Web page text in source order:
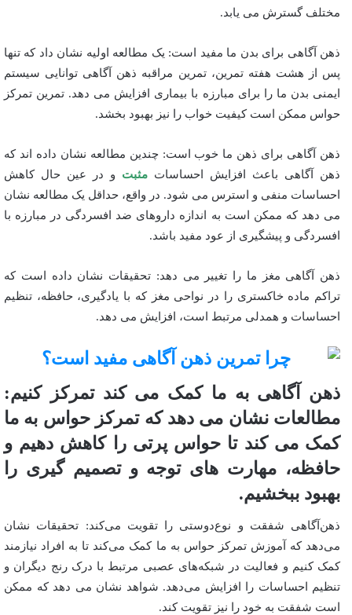
مختلف گسترش می یابد.
ذهن آگاهی برای بدن ما مفید است: یک مطالعه اولیه نشان داد که تنها
پس از هشت هفته تمرین، تمرین مراقبه ذهن آگاهی توانایی سیستم
ایمنی بدن ما را برای مبارزه با بیماری افزایش می دهد. تمرین تمرکز
حواس ممکن است کیفیت خواب را نیز بهبود بخشد.
ذهن آگاهی برای ذهن ما خوب است: چندین مطالعه نشان داده اند که
ذهن آگاهی باعث افزایش احساسات مثبت و در عین حال کاهش
احساسات منفی و استرس می شود. در واقع، حداقل یک مطالعه نشان
می دهد که ممکن است به اندازه داروهای ضد افسردگی در مبارزه با
افسردگی و پیشگیری از عود مفید باشد.
ذهن آگاهی مغز ما را تغییر می دهد: تحقیقات نشان داده است که
تراکم ماده خاکستری را در نواحی مغز که با یادگیری، حافظه، تنظیم
احساسات و همدلی مرتبط است، افزایش می دهد.
ذهن آگاهی به ما کمک می کند تمرکز کنیم:
مطالعات نشان می دهد که تمرکز حواس به ما
کمک می کند تا حواس پرتی را کاهش دهیم و
حافظه، مهارت های توجه و تصمیم گیری را
بهبود ببخشیم.
ذهن‌آگاهی شفقت و نوع‌دوستی را تقویت می‌کند: تحقیقات نشان
می‌دهد که آموزش تمرکز حواس به ما کمک می‌کند تا به افراد نیازمند
کمک کنیم و فعالیت در شبکه‌های عصبی مرتبط با درک رنج دیگران و
تنظیم احساسات را افزایش می‌دهد. شواهد نشان می دهد که ممکن
است شفقت به خود را نیز تقویت کند.